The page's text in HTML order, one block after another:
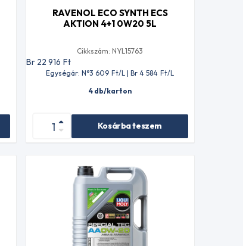
RAVENOL ECO SYNTH ECS
AKTION 4+1 0W20 5L
Cikkszám: NYL15763
Br 22 916 Ft
Egységár: N°3 609 Ft/L | Br 4 584 Ft/L
4 db/karton
Kosárba teszem